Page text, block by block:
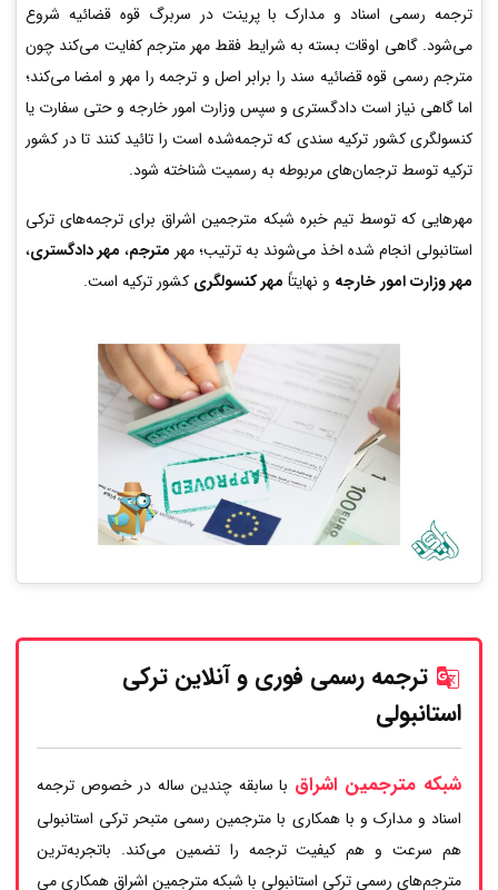
ترجمه رسمی اسناد و مدارک با پرینت در سربرگ قوه قضائیه شروع
می‌شود. گاهی اوقات بسته به شرایط فقط مهر مترجم کفایت می‌کند چون
مترجم رسمی قوه قضائیه سند را برابر اصل و ترجمه را مهر و امضا می‌کند؛
اما گاهی نیاز است دادگستری و سپس وزارت امور خارجه و حتی سفارت یا
کنسولگری کشور ترکیه سندی که ترجمه‌شده است را تائید کنند تا در کشور
ترکیه توسط ترجمان‌های مربوطه به رسمیت شناخته شود.
مهرهایی که توسط تیم خبره شبکه مترجمین اشراق برای ترجمه‌های ترکی
استانبولی انجام شده اخذ می‌شوند به ترتیب؛ مهر مترجم، مهر دادگستری،
مهر وزارت امور خارجه و نهایتاً مهر کنسولگری کشور ترکیه است.
ترجمه رسمی فوری و آنلاین ترکی
استانبولی
شبکه مترجمین اشراق با سابقه چندین ساله در خصوص ترجمه
اسناد و مدارک و با همکاری با مترجمین رسمی متبحر ترکی استانبولی
هم سرعت و هم کیفیت ترجمه را تضمین می‌کند. باتجربه‌ترین
مترجم‌های رسمی ترکی استانبولی با شبکه مترجمین اشراق همکاری می